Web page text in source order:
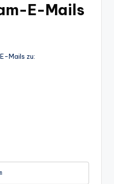
E-Mails
Mails zu:
from:mail.instagram.com